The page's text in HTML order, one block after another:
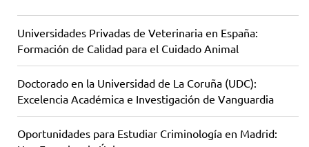
Universidades Privadas de Veterinaria en España:
Formación de Calidad para el Cuidado Animal
Doctorado en la Universidad de La Coruña (UDC):
Excelencia Académica e Investigación de Vanguardia
Oportunidades para Estudiar Criminología en Madrid: